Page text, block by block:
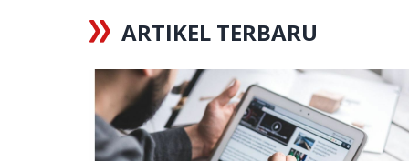
ARTIKEL TERBARU